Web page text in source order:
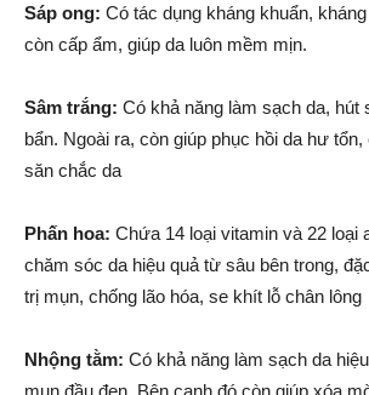
Sáp ong: Có tác dụng kháng khuẩn,
còn cấp ẩm, giúp da luôn mềm mịn.
Sâm trắng: Có khả năng làm sạch da, hút
bẩn. Ngoài ra, còn giúp phục hồi da hư tổn,
săn chắc da
Phấn hoa: Chứa 14 loại vitamin và 22 loại
chăm sóc da hiệu quả từ sâu bên trong,
trị mụn, chống lão hóa, se khít lỗ chân lông
Nhộng tằm: Có khả năng làm sạch da
mụn đầu đen. Bên cạnh đó còn giúp xóa